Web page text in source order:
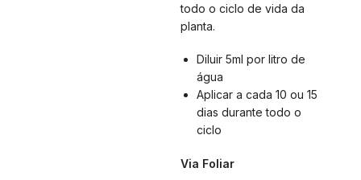
todo o ciclo de vida da
planta.
Diluir 5ml por litro de
água
Aplicar a cada 10 ou 15
dias durante todo o
ciclo
Via Foliar